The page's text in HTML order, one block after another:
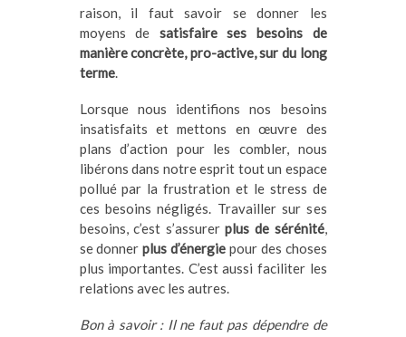
raison, il faut savoir se donner les
moyens de satisfaire ses besoins de
manière concrète, pro-active, sur du long
terme.
Lorsque nous identifions nos besoins
insatisfaits et mettons en œuvre des
plans d’action pour les combler, nous
libérons dans notre esprit tout un espace
pollué par la frustration et le stress de
ces besoins négligés. Travailler sur ses
besoins, c’est s’assurerplus de sérénité,
se donnerplus d’énergie pour des choses
plus importantes. C’est aussi faciliter les
relations avec les autres.
Bon à savoir : Il ne faut pas dépendre de